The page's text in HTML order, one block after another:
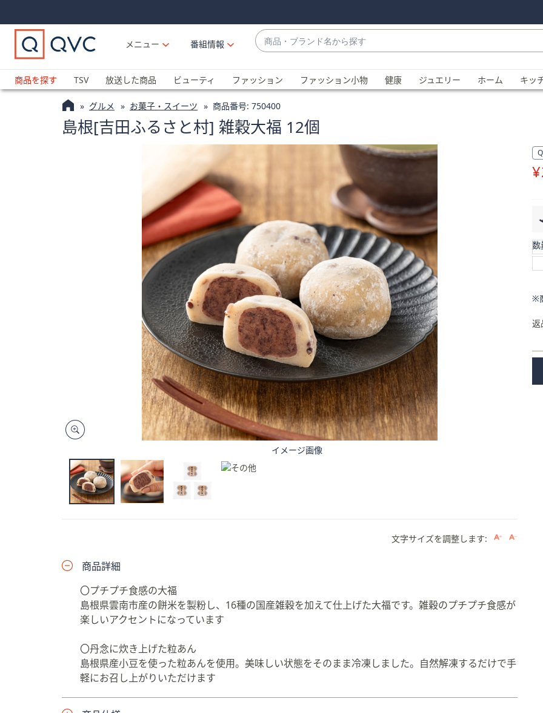
Links
Links2
メニュー
番組情報
商
品・
ラ
ン
ド
名
か
す
補
が
利
用
可
能
合、
下
の
矢
印
キ
ー
ま
た
は
タ
ッ
チ
デ
バ
イ
ス
左
閲
覧
ま
す。
商品を探す TSV 放送した商品 ビューティ ファッション ファッション小物 健康 ジュエリー ホーム キッ
グルメ お菓子・スイーツ 商品番号: 750400
島根[吉田ふるさと村] 雑穀大福 12個
イメージ画像
数
※
返
文字サイズを調整します:
商品詳細
〇プチプチ食感の大福
島根県雲南市産の餅米を製粉し、16種の国産雑穀を加えて仕上げた大福です。雑穀のプチプチ食感が
楽しいアクセントになっています
〇丹念に炊き上げた粒あん
島根県産小豆を使った粒あんを使用。美味しい状態をそのまま冷凍しました。自然解凍するだけで手
軽にお召し上がりいただけます